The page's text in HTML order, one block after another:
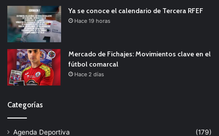
Ya se conoce el calendario de Tercera RFEF
Hace 19 horas
Mercado de Fichajes: Movimientos clave en el
fútbol comarcal
Hace 2 días
Categorías
Agenda Deportiva
(179)